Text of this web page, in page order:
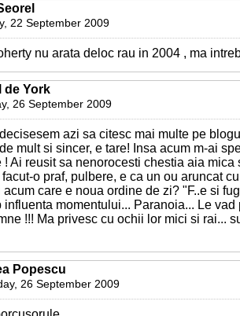
22 September 2009
nu arata deloc rau in 2004 , ma
de York
26 September 2009
azi sa citesc mai multe pe
mult si sincer, e tare! Insa acum m-ai
! Ai reusit sa nenorocesti chestia aia mica
o praf, pulbere, e ca un ou aruncat
acum care e noua ordine de zi? "F..e si
influenta momentului... Paranoia... Le vad
!!! Ma privesc cu ochii lor mici si rai...
Popescu
26 September 2009